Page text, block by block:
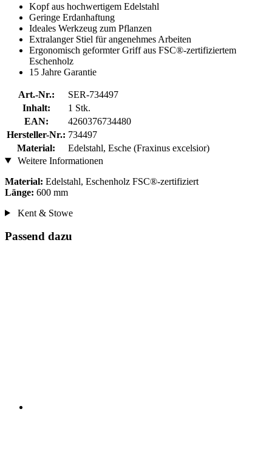
Kopf aus hochwertigem Edelstahl
Geringe Erdanhaftung
Ideales Werkzeug zum Pflanzen
Extralanger Stiel für angenehmes Arbeiten
Ergonomisch geformter Griff aus FSC®-zertifiziertem
Eschenholz
15 Jahre Garantie
Art.-Nr.:
SER-734497
Inhalt:
1 Stk.
EAN:
4260376734480
Hersteller-Nr.: 734497
Material:
Edelstahl, Esche (Fraxinus excelsior)
Weitere Informationen
Material: Edelstahl, Eschenholz FSC®-zertifiziert
Länge: 600 mm
Kent & Stowe
Passend dazu